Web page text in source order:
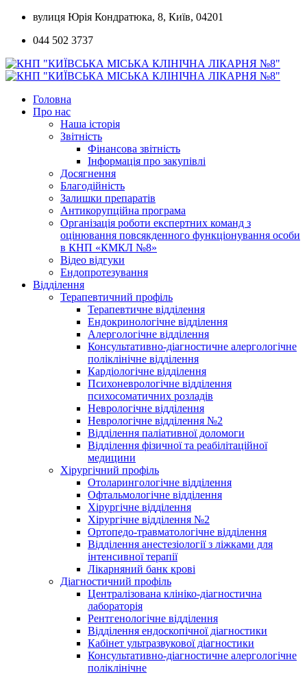
Skip
content
вулиця Юрія Кондратюка, 8, Київ, 04201
044 502 3737
Головна
Про нас
Наша історія
Звітність
Фінансова звітність
Інформація про закупівлі
Досягнення
Благодійність
Залишки препаратів
Антикорупційна програма
Організація роботи експертних команд з
оцінювання повсякденного функціонування особи
в КНП «КМКЛ №8»
Відео відгуки
Ендопротезування
Відділення
Терапевтичний профіль
Терапевтичне відділення
Ендокринологічне відділення
Алергологічне відділення
Консультативно-діагностичне алергологічне
поліклінічне відділення
Кардіологічне відділення
Психоневрологічне відділення
психосоматичних розладів
Неврологічне відділення
Неврологічне відділення №2
Відділення паліативної доломоги
Відділення фізичної та реабілітаційної
медицини
Хірургічний профіль
Отоларингологічне відділення
Офтальмологічне відділення
Хірургічне відділення
Хірургічне відділення №2
Ортопедо-травматологічне відділення
Відділення анестезіології з ліжками для
інтенсивної терапії
Лікарняний банк крові
Діагностичний профіль
Централізована клініко-діагностична
лабораторія
Рентгенологічне відділення
Відділення ендоскопічної діагностики
Кабінет ультразвукової діагностики
Консультативно-діагностичне алергологічне
поліклінічне